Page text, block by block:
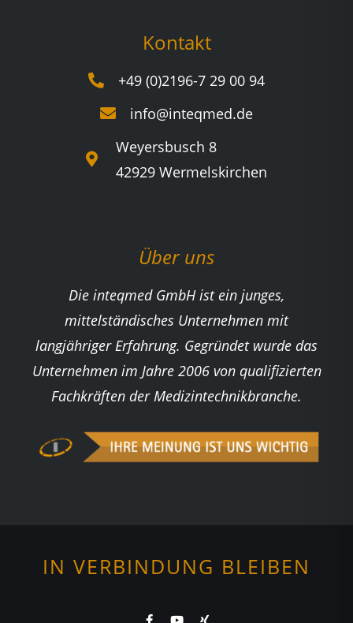
Kontakt
+49 (0)2196-7 29 00 94
info@inteqmed.de
Weyersbusch 8
42929 Wermelskirchen
Über uns
Die inteqmed GmbH ist ein junges,
mittelständisches Unternehmen mit
langjähriger Erfahrung. Gegründet wurde das
Unternehmen im Jahre 2006 von qualifizierten
Fachkräften der Medizintechnikbranche.
IN VERBINDUNG BLEIBEN